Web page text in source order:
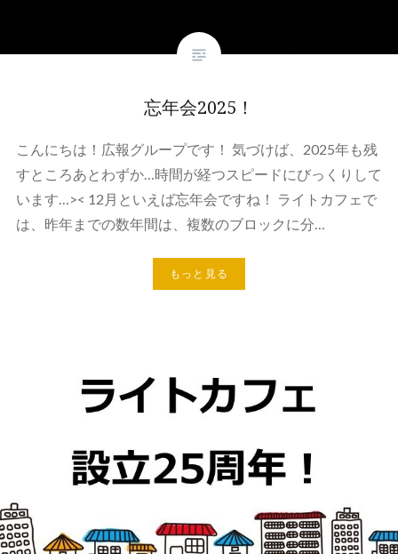
忘年会2025！
こんにちは！広報グループです！ 気づけば、2025年も残
すところあとわずか…時間が経つスピードにびっくりして
います…>< 12月といえば忘年会ですね！ ライトカフェで
は、昨年までの数年間は、複数のブロックに分…
もっと見る